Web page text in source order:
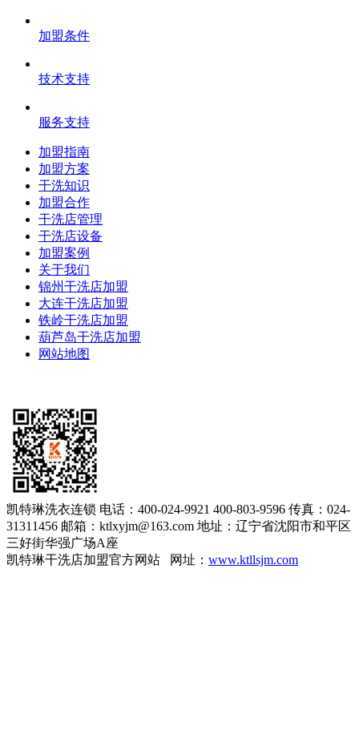
加盟条件
技术支持
服务支持
加盟指南
加盟方案
干洗知识
加盟合作
干洗店管理
干洗店设备
加盟案例
关于我们
锦州干洗店加盟
大连干洗店加盟
铁岭干洗店加盟
葫芦岛干洗店加盟
网站地图
凯特琳洗衣连锁 电话：400-024-9921 400-803-9596 传真：024-
31311456 邮箱：ktlxyjm@163.com 地址：辽宁省沈阳市和平区
三好街华强广场A座
凯特琳干洗店加盟官方网站 网址： www.ktllsjm.com